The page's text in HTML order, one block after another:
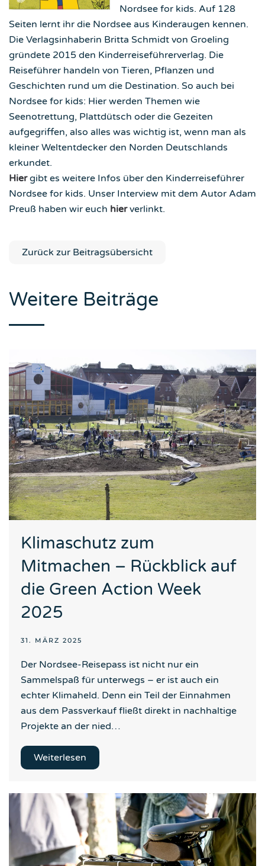
Nordsee for kids. Auf 128
Seiten lernt ihr die Nordsee aus Kinderaugen kennen.
Die Verlagsinhaberin Britta Schmidt von Groeling
gründete 2015 den Kinderreiseführerverlag. Die
Reiseführer handeln von Tieren, Pflanzen und
Geschichten rund um die Destination. So auch bei
Nordsee for kids: Hier werden Themen wie
Seenotrettung, Plattdütsch oder die Gezeiten
aufgegriffen, also alles was wichtig ist, wenn man als
kleiner Weltentdecker den Norden Deutschlands
erkundet.
Hiergibt es weitere Infos über den Kinderreiseführer
Nordsee for kids. Unser Interview mit dem Autor Adam
Preuß haben wir euch hierverlinkt.
Zurück zur Beitragsübersicht
Weitere Beiträge
Klimaschutz zum
Mitmachen – Rückblick auf
die Green Action Week
2025
31. MÄRZ 2025
Der Nordsee-Reisepass ist nicht nur ein
Sammelspaß für unterwegs – er ist auch ein
echter Klimaheld. Denn ein Teil der Einnahmen
aus dem Passverkauf fließt direkt in nachhaltige
Projekte an der nied…
Weiterlesen